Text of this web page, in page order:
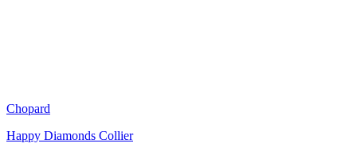
Chopard
Happy Diamonds Collier